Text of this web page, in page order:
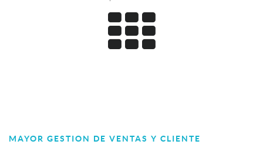
MAYOR GESTION DE VENTAS Y CLIENTE